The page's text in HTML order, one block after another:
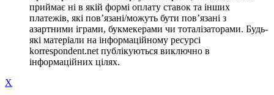
приймає ні в якій формі оплату ставок та інших
платежів, які пов’язані/можуть бути пов’язані з
азартними іграми, букмекерами чи тоталізаторами. Будь-
які матеріали на інформаційному ресурсі
korrespondent.net публікуються виключно в
інформаційних цілях.
X